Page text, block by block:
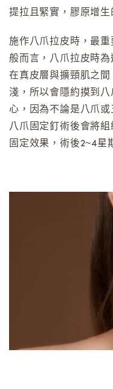
提拉且緊實，膠原增生
施作八爪拉皮時，最
般而言，八爪拉皮時
在真皮層與擴頸肌之
淺，所以會隱約摸到
心，因為不論是八爪
八爪固定釘術後會將
固定效果，術後2~4星